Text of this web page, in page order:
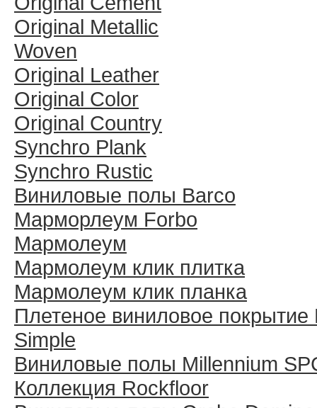
Original Metallic
Woven
Original Leather
Original Color
Original Country
Synchro Plank
Synchro Rustic
Виниловые полы Barco
Марморлеум Forbo
Мармолеум
Мармолеум клик плитка
Мармолеум клик планка
Плетеное виниловое покрытие
Simple
Виниловые полы Millennium
Коллекция Rockfloor